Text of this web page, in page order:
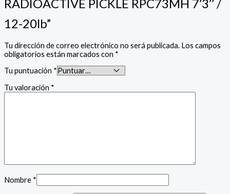
RADIOACTIVE PICKLE RPC73MH 7’3’’ /
12-20lb”
Tu dirección de correo electrónico no será publicada. Los campos
obligatorios están marcados con *
Tu puntuación *
Tu valoración *
Nombre *